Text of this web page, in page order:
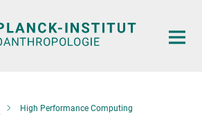
High Performance Computing